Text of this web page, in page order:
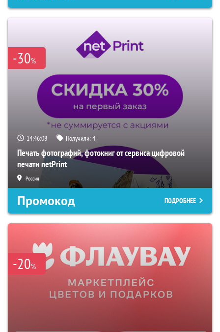
-30%
14:46:07 Получили:4
Печать фотографий, фотокниг от сервиса цифровой
печати netPrint
Россия
Промокод ПОДРОБНЕЕ
-20%